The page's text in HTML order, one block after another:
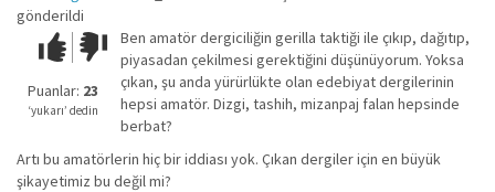
gönderildi
Çok iyi!O
kadar
iyi
değil!
Puanlar: 23
‘yukarı’ dedin
Ben amatör dergiciliğin gerilla taktiği ile çıkıp, dağıtıp,
piyasadan çekilmesi gerektiğini düşünüyorum. Yoksa
çıkan, şu anda yürürlükte olan edebiyat dergilerinin
hepsi amatör. Dizgi, tashih, mizanpaj falan hepsinde
berbat?
Artı bu amatörlerin hiç bir iddiası yok. Çıkan dergiler için en büyük
şikayetimiz bu değil mi?